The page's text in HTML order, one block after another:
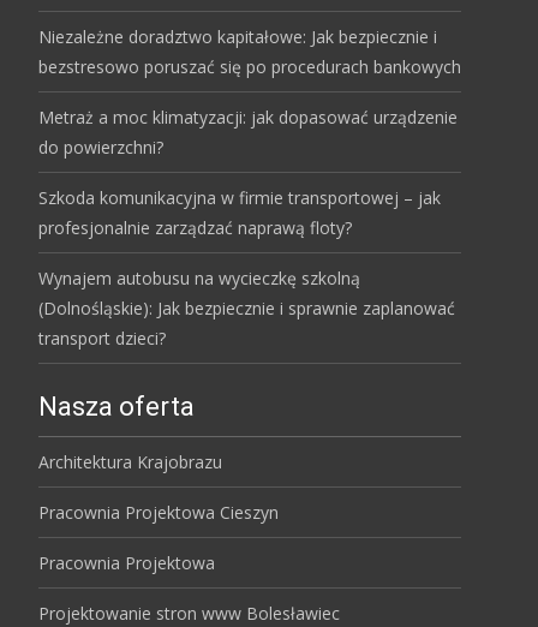
Niezależne doradztwo kapitałowe: Jak bezpiecznie i
bezstresowo poruszać się po procedurach bankowych
Metraż a moc klimatyzacji: jak dopasować urządzenie
do powierzchni?
Szkoda komunikacyjna w firmie transportowej – jak
profesjonalnie zarządzać naprawą floty?
Wynajem autobusu na wycieczkę szkolną
(Dolnośląskie): Jak bezpiecznie i sprawnie zaplanować
transport dzieci?
Nasza oferta
Architektura Krajobrazu
Pracownia Projektowa Cieszyn
Pracownia Projektowa
Projektowanie stron www Bolesławiec